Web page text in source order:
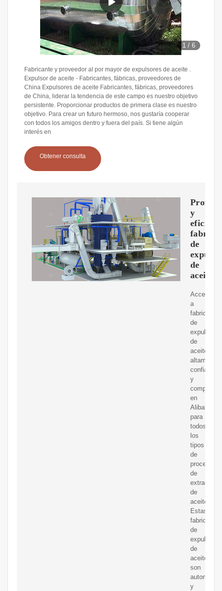
1 /6
Fabricante y proveedor al por mayor de expulsores de aceite .
Expulsor de aceite - Fabricantes, fábricas, proveedores de
China Expulsores de aceite Fabricantes, fábricas, proveedores
de China, liderar la tendencia de este campo es nuestro objetivo
persistente. Proporcionar productos de primera clase es nuestro
objetivo. Para crear un futuro hermoso, nos gustaría cooperar
con todos los amigos dentro y fuera del país. Si tiene algún
interés en
Obtener consulta
y
de
de
aceite
Acceda
a
fabricantes
de
expulsor
de
aceite
altamente
confiables
y
en
para
todos
los
tipos
de
procesos
de
extracción
de
aceite.
Estas
fabricantes
de
expulsor
de
aceite
son
y